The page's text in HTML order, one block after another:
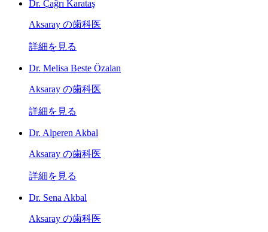
Dr. Çağrı Karataş
Aksaray の歯科医
詳細を見る
Dr. Melisa Beste Özalan
Aksaray の歯科医
詳細を見る
Dr. Alperen Akbal
Aksaray の歯科医
詳細を見る
Dr. Sena Akbal
Aksaray の歯科医